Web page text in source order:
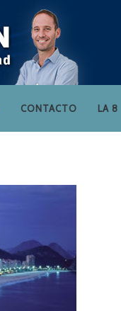
CONTACTO LA 8